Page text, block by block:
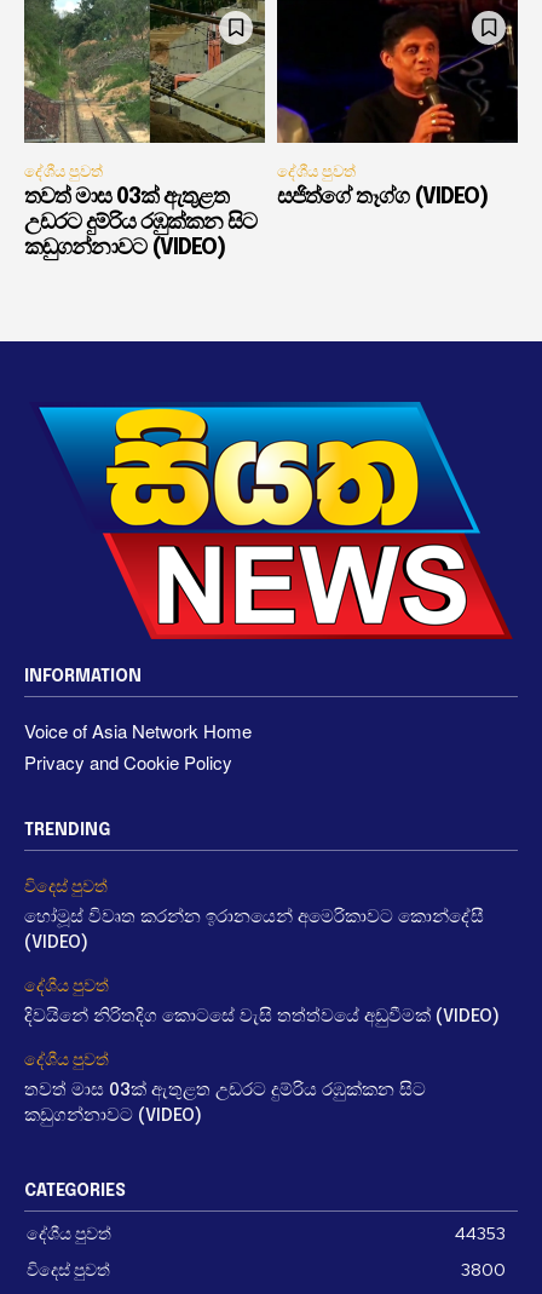
දේශීය පුවත්
තවත් මාස 03ක් ඇතුළත
උඩරට දුම්රිය රඹුක්කන සිට
කඩුගන්නාවට (VIDEO)
දේශීය පුවත්
සජිත්ගේ තෑග්ග (VIDEO)
INFORMATION
Voice of Asia Network Home
Privacy and Cookie Policy
TRENDING
විදෙස් පුවත්
හෝමූස් විවෘත කරන්න ඉරානයෙන් අමෙරිකාවට කොන්දේසී
(VIDEO)
දේශීය පුවත්
දිවයිනේ නිරිතදිග කොටසේ වැසි තත්ත්වයේ අඩුවීමක් (VIDEO)
දේශීය පුවත්
තවත් මාස 03ක් ඇතුළත උඩරට දුම්රිය රඹුක්කන සිට
කඩුගන්නාවට (VIDEO)
CATEGORIES
දේශීය පුවත්
44353
විදෙස් පුවත්
3800